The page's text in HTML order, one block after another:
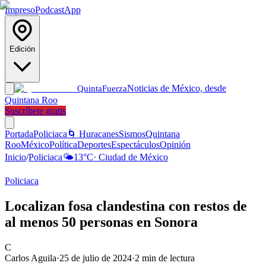
ImpresoPodcastApp
Edición
QuintaFuerzaNoticias de México, desde
Quintana Roo
Suscríbete gratis
PortadaPoliciaca 🌀 HuracanesSismosQuintana
RooMéxicoPolíticaDeportesEspectáculosOpinión
Inicio/Policiaca🌤️13°C· Ciudad de México
Policiaca
Localizan fosa clandestina con restos de
al menos 50 personas en Sonora
C
Carlos Aguila·25 de julio de 2024·2 min de lectura